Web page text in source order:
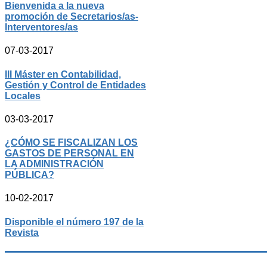
Bienvenida a la nueva
promoción de Secretarios/as-
Interventores/as
07-03-2017
III Máster en Contabilidad,
Gestión y Control de Entidades
Locales
03-03-2017
¿CÓMO SE FISCALIZAN LOS
GASTOS DE PERSONAL EN
LA ADMINISTRACIÓN
PÚBLICA?
10-02-2017
Disponible el número 197 de la
Revista